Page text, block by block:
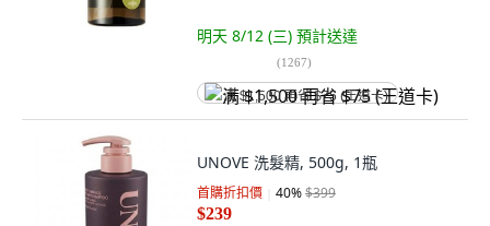
明天 8/12 (三) 預計送達
(1267)
满 $1,500 再省 $75 (王道卡)
UNOVE 洗髮精, 500g, 1瓶
首購折扣價 40%$399
$239